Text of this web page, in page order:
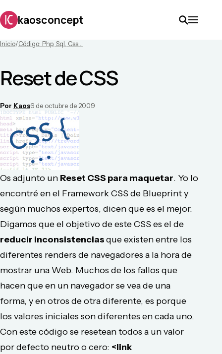
kaosconcept
Inicio/Código: Php, Sql, Css...
Reset de CSS
Por Kaos6 de octubre de 2009
Os adjunto un Reset CSS para maquetar. Yo lo
encontré en el Framework CSS de Blueprint y
según muchos expertos, dicen que es el mejor.
Digamos que el objetivo de este CSS es el de
reducir inconsistenciasque existen entre los
diferentes renders de navegadores a la hora de
mostrar una Web. Muchos de los fallos que
hacen que en un navegador se vea de una
forma, y en otros de otra diferente, es porque
los valores iniciales son diferentes en cada uno.
Con este código se resetean todos a un valor
por defecto neutro o cero: <link